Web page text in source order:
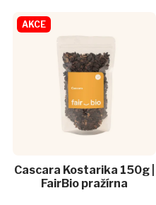
AKCE
Cascara Kostarika 150g |
FairBio pražírna